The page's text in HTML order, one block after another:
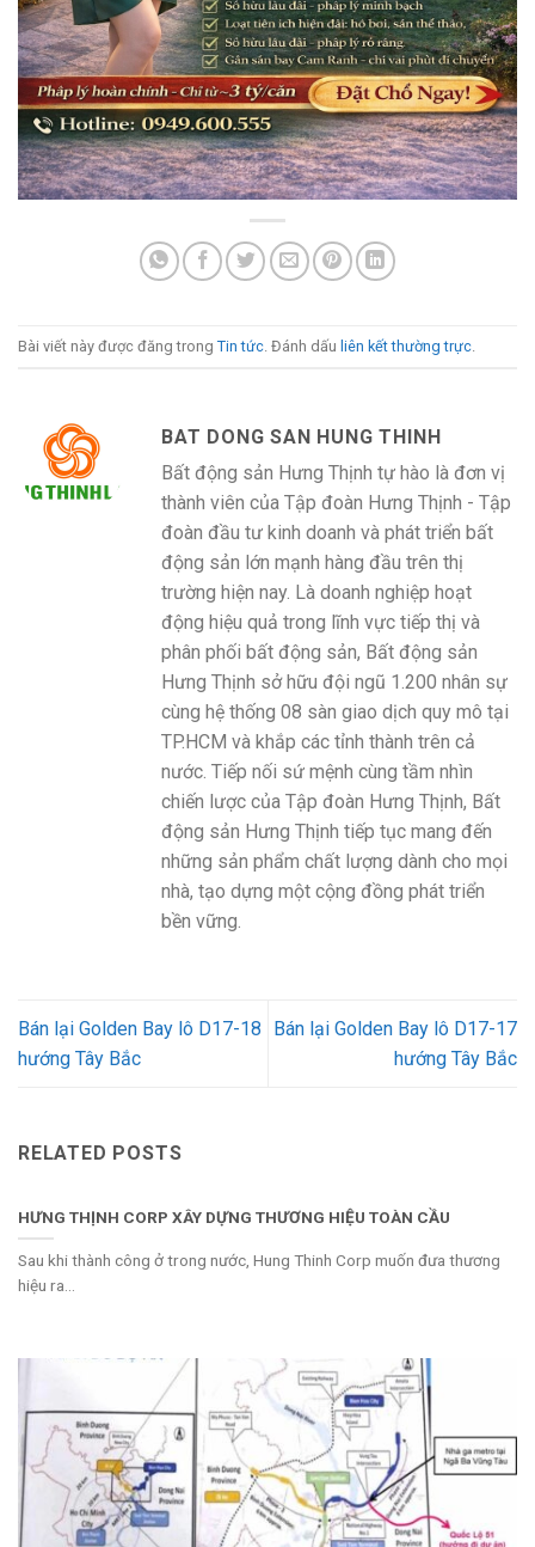
Bài viết này được đăng trong Tin tức . Đánh dấu liên kết thường trực
BAT DONG SAN HUNG THINH
Bất động sản Hưng Thịnh tự hào là đơn vị
thành viên của Tập đoàn Hưng Thịnh - Tập
đoàn đầu tư kinh doanh và phát triển bất
động sản lớn mạnh hàng đầu trên thị
trường hiện nay. Là doanh nghiệp hoạt
động hiệu quả trong lĩnh vực tiếp thị và
phân phối bất động sản, Bất động sản
Hưng Thịnh sở hữu đội ngũ 1.200 nhân sự
cùng hệ thống 08 sàn giao dịch quy mô tại
TP.HCM và khắp các tỉnh thành trên cả
nước. Tiếp nối sứ mệnh cùng tầm nhìn
chiến lược của Tập đoàn Hưng Thịnh, Bất
động sản Hưng Thịnh tiếp tục mang đến
những sản phẩm chất lượng dành cho mọi
nhà, tạo dựng một cộng đồng phát triển
bền vững.
Bán lại Golden Bay lô D17-18
hướng Tây Bắc
Bán lại Golden Bay lô D17-17
hướng Tây Bắc
RELATED POSTS
HƯNG THỊNH CORP XÂY DỰNG THƯƠNG HIỆU TOÀN CẦU
Sau khi thành công ở trong nước, Hung Thinh Corp muốn đưa thương
hiệu ra...